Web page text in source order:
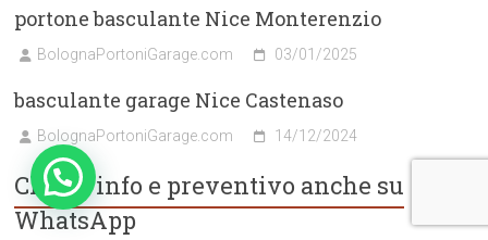
portone basculante Nice Monterenzio
BolognaPortoniGarage.com 03/01/2025
basculante garage Nice Castenaso
BolognaPortoniGarage.com 14/12/2024
Chiedi info e preventivo anche su
WhatsApp